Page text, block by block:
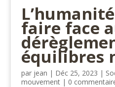
faire face
équilibres
par jean | Déc 25, 2023 |
mouvement| 0